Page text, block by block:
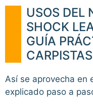
USOS DEL
SHOCK
GUÍA
CARPISTAS
Así se aprovecha en
explicado paso a